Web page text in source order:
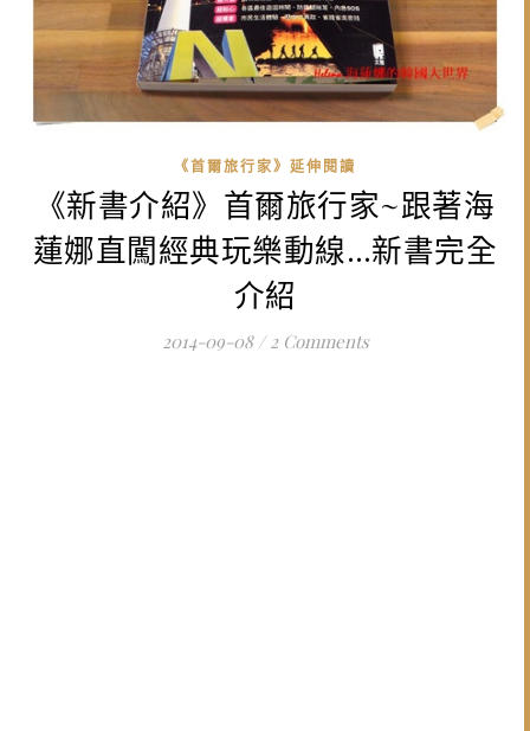
《首爾旅行家》延伸閱讀
《新書介紹》首爾旅行家~跟著海
蓮娜直闖經典玩樂動線…新書完全
介紹
2014-09-08 / 2 Comments